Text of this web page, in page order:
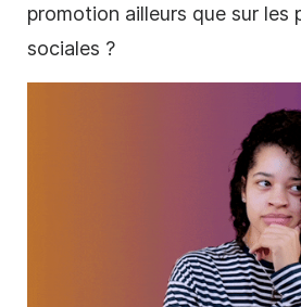
promotion ailleurs que sur les
sociales ?